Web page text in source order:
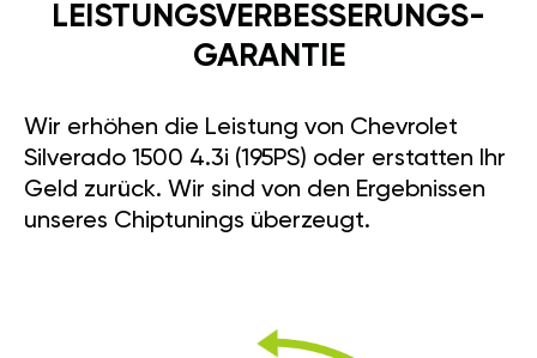
LEISTUNGSVERBESSE­RUNGS­
GARANTIE
Wir erhöhen die Leistung von Chevrolet
Silverado 1500 4.3i (195PS) oder erstatten Ihr
Geld zurück. Wir sind von den Ergebnissen
unseres Chiptunings überzeugt.